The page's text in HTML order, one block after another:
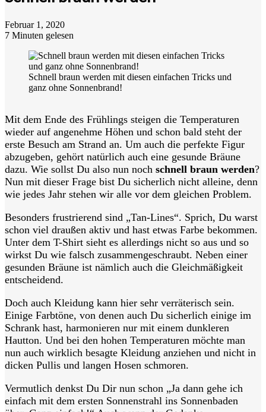
Februar 1, 2020
7 Minuten gelesen
Schnell braun werden mit diesen einfachen Tricks und
ganz ohne Sonnenbrand!
Mit dem Ende des Frühlings steigen die Temperaturen
wieder auf angenehme Höhen und schon bald steht der
erste Besuch am Strand an. Um auch die perfekte Figur
abzugeben, gehört natürlich auch eine gesunde Bräune
dazu. Wie sollst Du also nun noch schnell braun werden?
Nun mit dieser Frage bist Du sicherlich nicht alleine, denn
wie jedes Jahr stehen wir alle vor dem gleichen Problem.
Besonders frustrierend sind „Tan-Lines“. Sprich, Du warst
schon viel draußen aktiv und hast etwas Farbe bekommen.
Unter dem T-Shirt sieht es allerdings nicht so aus und so
wirkst Du wie falsch zusammengeschraubt. Neben einer
gesunden Bräune ist nämlich auch die Gleichmäßigkeit
entscheidend.
Doch auch Kleidung kann hier sehr verräterisch sein.
Einige Farbtöne, von denen auch Du sicherlich einige im
Schrank hast, harmonieren nur mit einem dunkleren
Hautton. Und bei den hohen Temperaturen möchte man
nun auch wirklich besagte Kleidung anziehen und nicht in
dicken Pullis und langen Hosen schmoren.
Vermutlich denkst Du Dir nun schon „Ja dann gehe ich
einfach mit dem ersten Sonnenstrahl ins Sonnenbaden